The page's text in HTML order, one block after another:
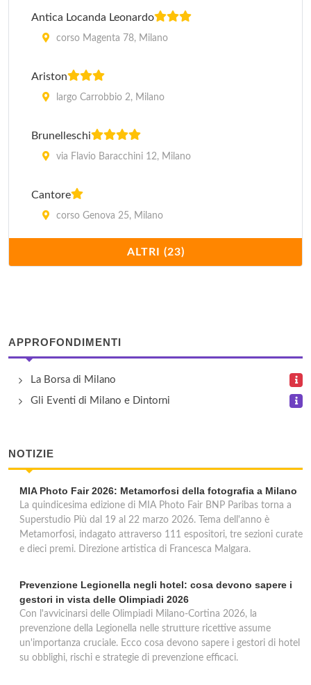
Antica Locanda Leonardo
corso Magenta 78, Milano
Ariston
largo Carrobbio 2, Milano
Brunelleschi
via Flavio Baracchini 12, Milano
Cantore
corso Genova 25, Milano
via Porlezza 4, Milano
Gritti
King
ALTRI (23)
APPROFONDIMENTI
La Borsa di Milano
Gli Eventi di Milano e Dintorni
NOTIZIE
MIA Photo Fair 2026: Metamorfosi della fotografia a Milano
La quindicesima edizione di MIA Photo Fair BNP Paribas torna a
Superstudio Più dal 19 al 22 marzo 2026. Tema dell'anno è
Metamorfosi, indagato attraverso 111 espositori, tre sezioni curate
e dieci premi. Direzione artistica di Francesca Malgara.
Prevenzione Legionella negli hotel: cosa devono sapere i
gestori in vista delle Olimpiadi 2026
Con l'avvicinarsi delle Olimpiadi Milano-Cortina 2026, la
prevenzione della Legionella nelle strutture ricettive assume
un'importanza cruciale. Ecco cosa devono sapere i gestori di hotel
su obblighi, rischi e strategie di prevenzione efficaci.